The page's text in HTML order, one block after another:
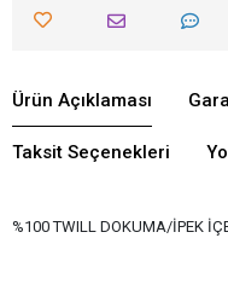
Ürün Açıklaması
Taksit Seçenekleri
%100 TWILL DOKUMA/İPEK